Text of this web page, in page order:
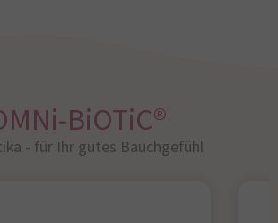
BiOTiC®
- für Ihr gutes Bauchgefühl​